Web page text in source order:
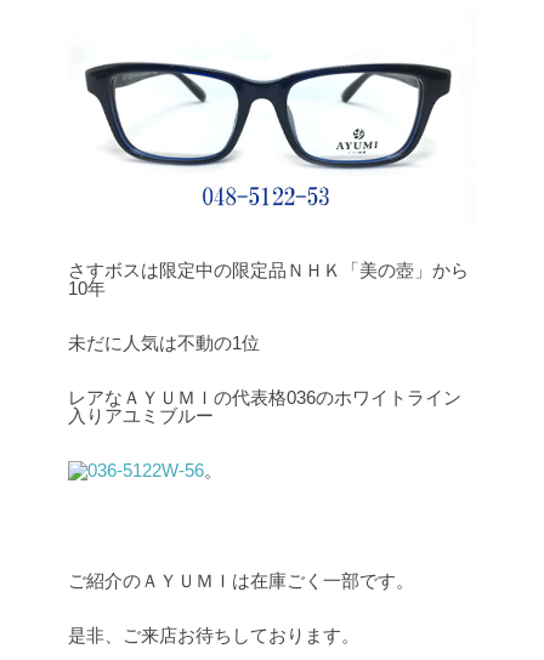
さすボスは限定中の限定品ＮＨＫ「美の壺」から
10年
未だに人気は不動の1位
レアなＡＹＵＭＩの代表格036のホワイトライン
入りアユミブルー
。
ご紹介のＡＹＵＭＩは在庫ごく一部です。
是非、ご来店お待ちしております。